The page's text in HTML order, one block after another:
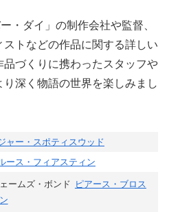
・ダイ」の制作会社や監督、
トなどの作品に関する詳しい
づくりに携わったスタッフや
深く物語の世界を楽しみまし
ャー・スポティスウッド
ース・フィアスティン
ームズ・ボンド
ピアース・ブロス